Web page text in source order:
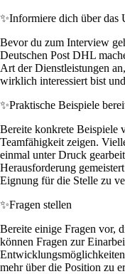
✨Informiere dich über das
Bevor du zum Interview
Deutschen Post DHL
Art der Dienstleistungen
wirklich interessiert bist
✨Praktische Beispiele
Bereite konkrete Beispiele
Teamfähigkeit zeigen.
einmal unter Druck
Herausforderung
Eignung für die Stelle zu
✨Fragen stellen
Bereite einige Fragen vor,
können Fragen zur
mehr über die Position zu